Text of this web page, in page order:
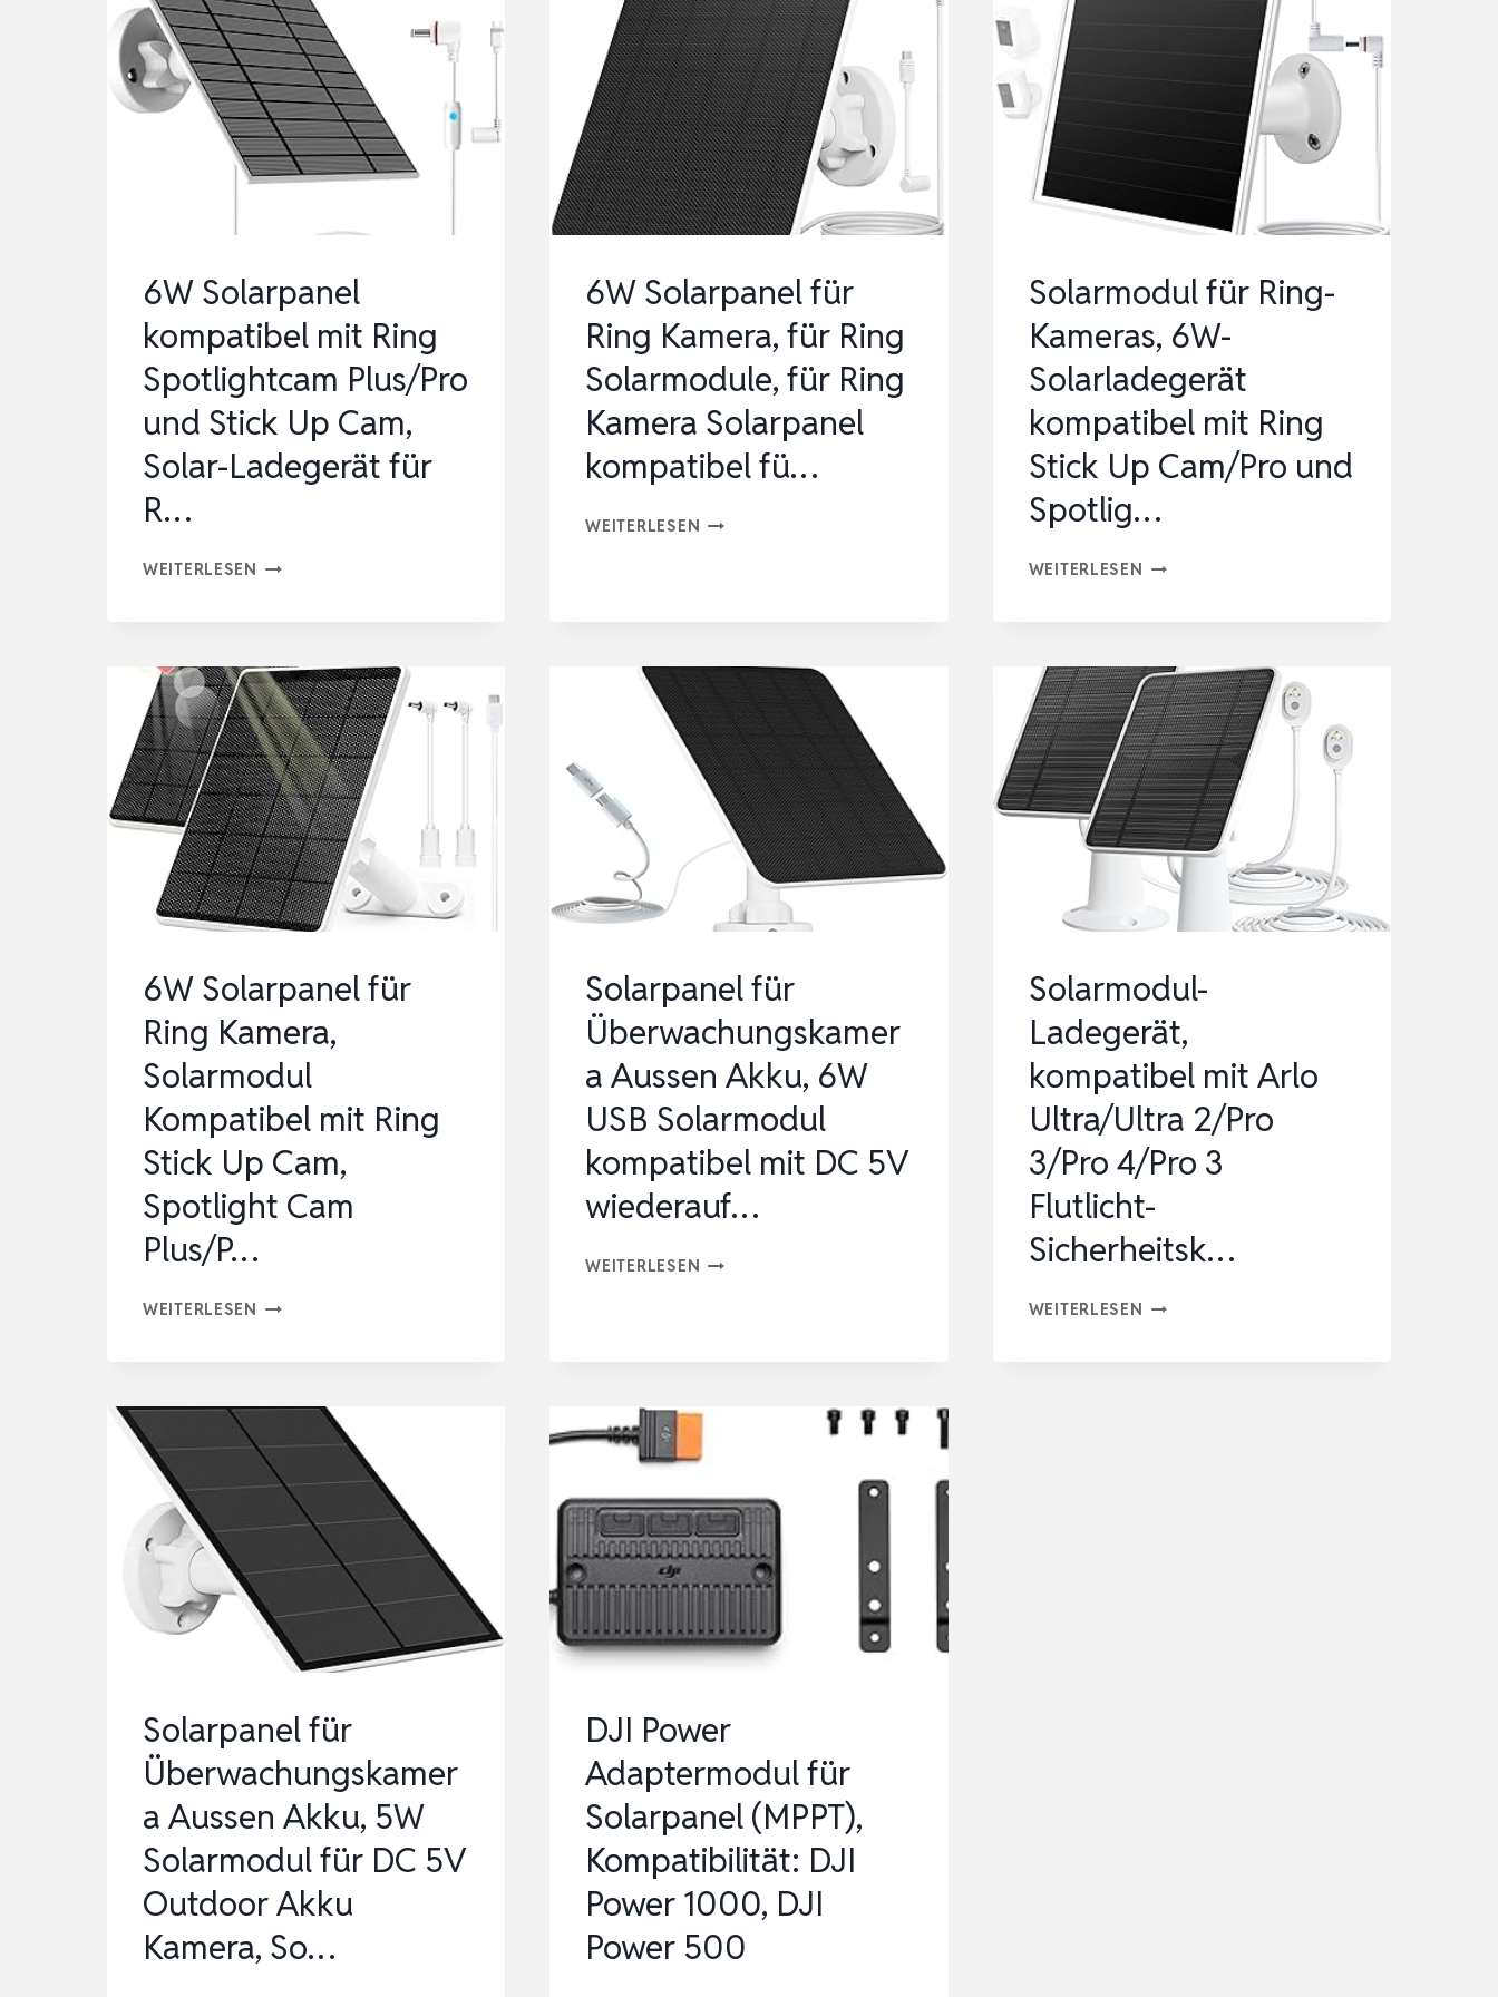
6W Solarpanel
kompatibel mit Ring
Spotlightcam Plus/Pro
und Stick Up Cam,
Solar-Ladegerät für
R…
WEITERLESEN 6W
MIT
RING
SPOTLIGHTCAM
PLUS/PRO
UND
STICK
UP
CAM,
SOLAR-
FÜR
R…
6W Solarpanel für
Ring Kamera, für Ring
Solarmodule, für Ring
Kamera Solarpanel
kompatibel fü…
WEITERLESEN 6W
FÜR
RING
SOLARMODULE,
FÜR
RING
KAMERA
SOLARPANEL
KOMPATIBEL
Solarmodul für Ring-
Kameras, 6W-
Solarladegerät
kompatibel mit Ring
Stick Up Cam/Pro und
Spotlig…
WEITERLESEN SOLARMODUL
KAMERAS,
6W-
SOLARLADEGERÄT
KOMPATIBEL
MIT
RING
STICK
CAM/PRO
SPOTLIG…
6W Solarpanel für
Ring Kamera,
Solarmodul
Kompatibel mit Ring
Stick Up Cam,
Spotlight Cam
Plus/P…
WEITERLESEN 6W
RING
KAMERA,
SOLARMODUL
KOMPATIBEL
RING
STICK
UP
CAM,
CAM
PLUS/P…
Solarpanel für
Überwachungskamer
a Aussen Akku, 6W
USB Solarmodul
kompatibel mit DC 5V
wiederauf…
WEITERLESEN SOLARPANEL
USB
SOLARMODUL
KOMPATIBEL
MIT
DC
5V
WIEDERAUF…
Solarmodul-
Ladegerät,
kompatibel mit Arlo
Ultra/Ultra 2/Pro
3/Pro 4/Pro 3
Flutlicht-
Sicherheitsk…
WEITERLESEN SOLARMODUL-
Solarpanel für
Überwachungskamer
a Aussen Akku, 5W
Solarmodul für DC 5V
Outdoor Akku
Kamera, So…
DJI Power
Adaptermodul für
Solarpanel (MPPT),
Kompatibilität: DJI
Power 1000, DJI
Power 500